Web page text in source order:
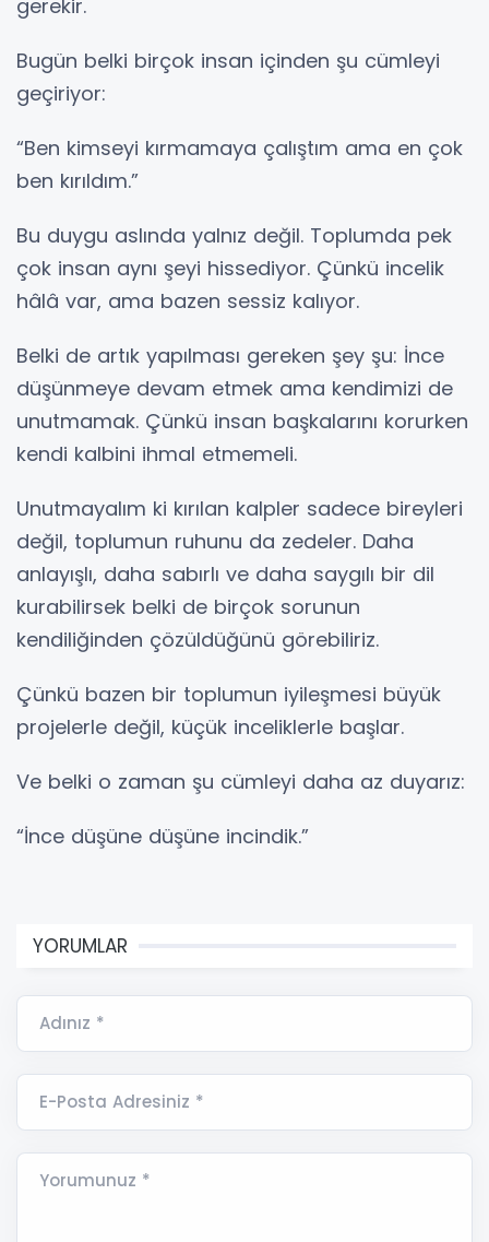
gerekir.
Bugün belki birçok insan içinden şu cümleyi
geçiriyor:
“Ben kimseyi kırmamaya çalıştım ama en çok
ben kırıldım.”
Bu duygu aslında yalnız değil. Toplumda pek
çok insan aynı şeyi hissediyor. Çünkü incelik
hâlâ var, ama bazen sessiz kalıyor.
Belki de artık yapılması gereken şey şu: İnce
düşünmeye devam etmek ama kendimizi de
unutmamak. Çünkü insan başkalarını korurken
kendi kalbini ihmal etmemeli.
Unutmayalım ki kırılan kalpler sadece bireyleri
değil, toplumun ruhunu da zedeler. Daha
anlayışlı, daha sabırlı ve daha saygılı bir dil
kurabilirsek belki de birçok sorunun
kendiliğinden çözüldüğünü görebiliriz.
Çünkü bazen bir toplumun iyileşmesi büyük
projelerle değil, küçük inceliklerle başlar.
Ve belki o zaman şu cümleyi daha az duyarız:
“İnce düşüne düşüne incindik.”
YORUMLAR
Adınız *
E-Posta Adresiniz *
Yorumunuz *